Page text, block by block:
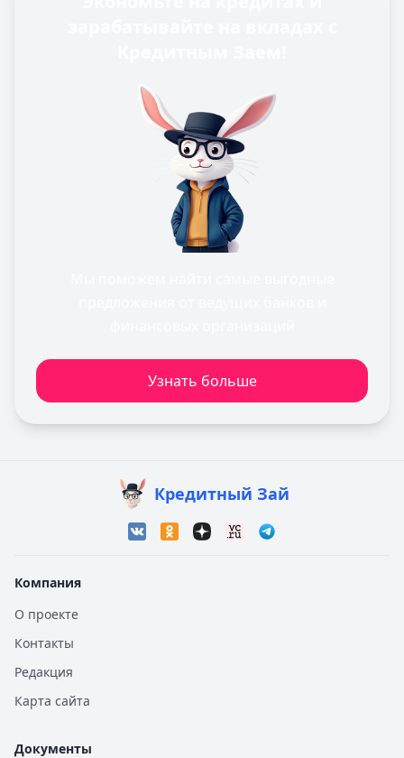
Узнать больше
Кредитный Зай
Компания
О проекте
Контакты
Редакция
Карта сайта
Документы